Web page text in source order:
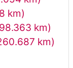
km)
km)
km)